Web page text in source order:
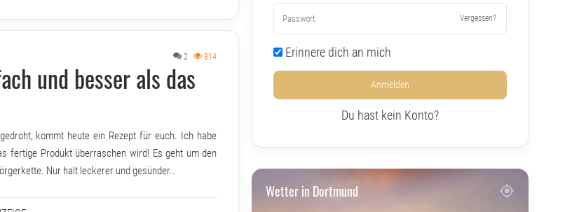
2 814
und besser als das
kommt heute ein Rezept für euch. Ich habe
fertige Produkt überraschen wird! Es geht um den
Nur halt leckerer und gesünder..
Vergessen?
Erinnere dich an mich
Anmelden
Du hast kein Konto?
Wetter in Dortmund